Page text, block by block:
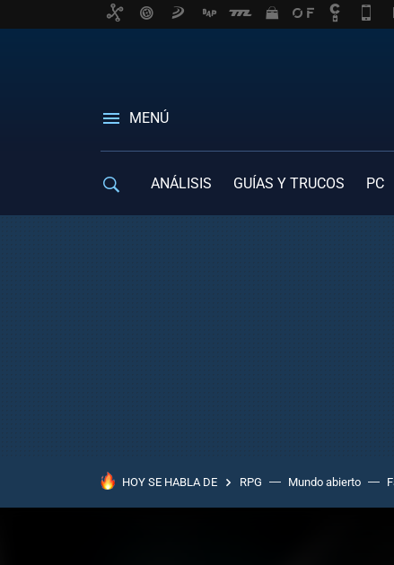
MENÚ
ANÁLISIS GUÍAS Y TRUCOS PC
HOY SE HABLA DE RPG Mundo abierto